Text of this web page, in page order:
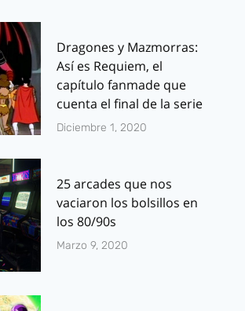
Dragones y Mazmorras:
Así es Requiem, el
capítulo fanmade que
cuenta el final de la serie
Diciembre 1, 2020
25 arcades que nos
vaciaron los bolsillos en
los 80/90s
Marzo 9, 2020